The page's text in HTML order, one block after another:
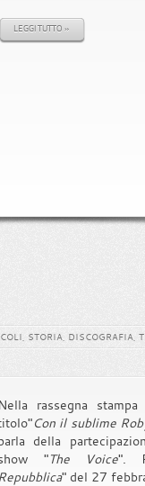
LEGGI TUTTO »
STORIA, DISCOGRAFIA,
Nella rassegna
Con il sublime
della
"The Voice".
Repubblica" del 27